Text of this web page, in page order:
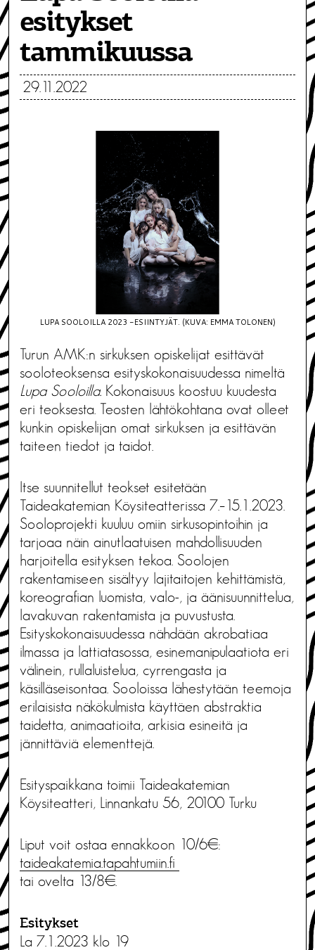
esitykset
tammikuussa
29.11.2022
LUPA SOOLOILLA 2023 -ESIINTYJÄT. (KUVA: EMMA TOLONEN)
Turun AMK:n sirkuksen opiskelijat esittävät
sooloteoksensa esityskokonaisuudessa nimeltä
Lupa Sooloilla. Kokonaisuus koostuu kuudesta
eri teoksesta. Teosten lähtökohtana ovat olleet
kunkin opiskelijan omat sirkuksen ja esittävän
taiteen tiedot ja taidot.
Itse suunnitellut teokset esitetään
Taideakatemian Köysiteatterissa 7.–15.1.2023.
Sooloprojekti kuuluu omiin sirkusopintoihin ja
tarjoaa näin ainutlaatuisen mahdollisuuden
harjoitella esityksen tekoa. Soolojen
rakentamiseen sisältyy lajitaitojen kehittämistä,
koreografian luomista, valo-, ja äänisuunnittelua,
lavakuvan rakentamista ja puvustusta.
Esityskokonaisuudessa nähdään akrobatiaa
ilmassa ja lattiatasossa, esinemanipulaatiota eri
välinein, rullaluistelua, cyrrengasta ja
käsilläseisontaa. Sooloissa lähestytään teemoja
erilaisista näkökulmista käyttäen abstraktia
taidetta, animaatioita, arkisia esineitä ja
jännittäviä elementtejä.
Esityspaikkana toimii Taideakatemian
Köysiteatteri, Linnankatu 56, 20100 Turku
Liput voit ostaa ennakkoon 10/6€:
taideakatemia.tapahtumiin.fi
tai ovelta 13/8€.
Esitykset
La 7.1.2023 klo 19